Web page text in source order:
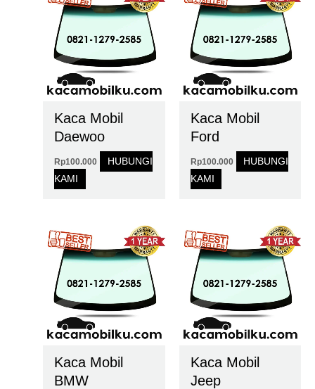
Kaca Mobil
Daewoo
Rp100.000
HUBUNGI
KAMI
Kaca Mobil
Ford
Rp100.000
HUBUNGI
KAMI
Kaca Mobil
BMW
Kaca Mobil
Jeep